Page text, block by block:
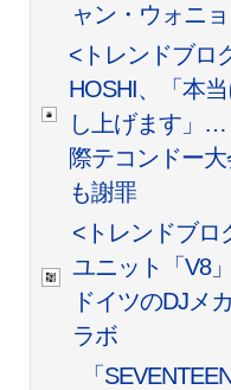
ャン・ウォニ
<トレンドブロ
HOSHI、「本
し上げます」…
際テコンドー
も謝罪
<トレンドブロ
ユニット「V8
ドイツのDJメ
ラボ
「